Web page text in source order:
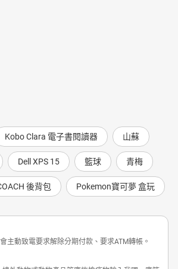
Kobo Clara 電子書閱讀器 山蘇
Dell XPS 15 籃球 青梅
後背包 Pokemon寶可夢 盒玩
主動致電要求解除分期付款、要求ATM轉帳。